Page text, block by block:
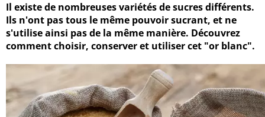
Il existe de nombreuses variétés de sucres différents.
Ils n'ont pas tous le même pouvoir sucrant, et ne
s'utilise ainsi pas de la même manière. Découvrez
comment choisir, conserver et utiliser cet "or blanc".